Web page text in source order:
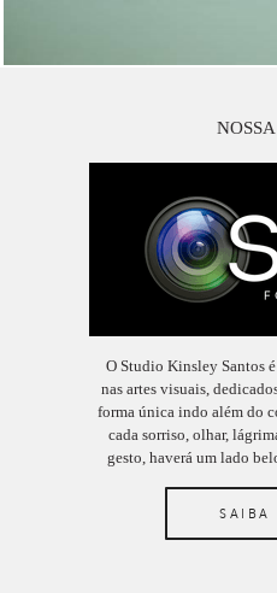
O Studio Kinsley Santos
nas artes visuais,
forma única indo além do
cada sorriso, olhar,
gesto, haverá um lado
SAIBA